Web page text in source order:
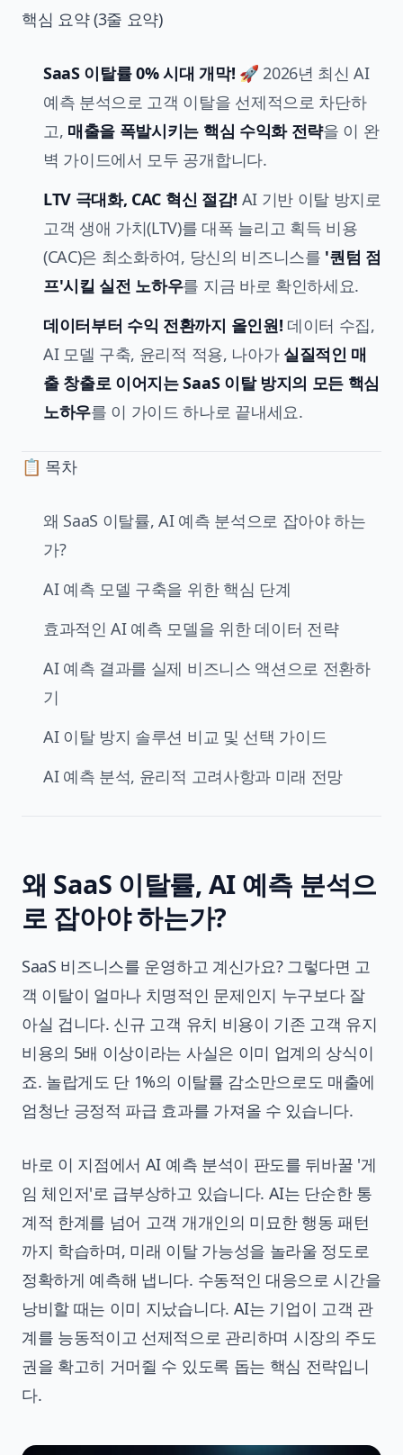
핵심 요약 (3줄 요약)
SaaS 이탈률 0% 시대 개막! 🚀 2026년 최신 AI
예측 분석으로 고객 이탈을 선제적으로 차단하
고, 매출을 폭발시키는 핵심 수익화 전략을 이 완
벽 가이드에서 모두 공개합니다.
LTV 극대화, CAC 혁신 절감! AI 기반 이탈 방지로
고객 생애 가치(LTV)를 대폭 늘리고 획득 비용
(CAC)은 최소화하여, 당신의 비즈니스를 '퀀텀 점
프'시킬 실전 노하우를 지금 바로 확인하세요.
데이터부터 수익 전환까지 올인원! 데이터 수집,
AI 모델 구축, 윤리적 적용, 나아가 실질적인 매
출 창출로 이어지는 SaaS 이탈 방지의 모든 핵심
노하우를 이 가이드 하나로 끝내세요.
📋 목차
왜 SaaS 이탈률, AI 예측 분석으로 잡아야 하는
가?
AI 예측 모델 구축을 위한 핵심 단계
효과적인 AI 예측 모델을 위한 데이터 전략
AI 예측 결과를 실제 비즈니스 액션으로 전환하
기
AI 이탈 방지 솔루션 비교 및 선택 가이드
AI 예측 분석, 윤리적 고려사항과 미래 전망
왜 SaaS 이탈률, AI 예측 분석으
로 잡아야 하는가?
SaaS 비즈니스를 운영하고 계신가요? 그렇다면 고
객 이탈이 얼마나 치명적인 문제인지 누구보다 잘
아실 겁니다. 신규 고객 유치 비용이 기존 고객 유지
비용의 5배 이상이라는 사실은 이미 업계의 상식이
죠. 놀랍게도 단 1%의 이탈률 감소만으로도 매출에
엄청난 긍정적 파급 효과를 가져올 수 있습니다.
바로 이 지점에서 AI 예측 분석이 판도를 뒤바꿀 '게
임 체인저'로 급부상하고 있습니다. AI는 단순한 통
계적 한계를 넘어 고객 개개인의 미묘한 행동 패턴
까지 학습하며, 미래 이탈 가능성을 놀라울 정도로
정확하게 예측해 냅니다. 수동적인 대응으로 시간을
낭비할 때는 이미 지났습니다. AI는 기업이 고객 관
계를 능동적이고 선제적으로 관리하며 시장의 주도
권을 확고히 거머쥘 수 있도록 돕는 핵심 전략입니
다.